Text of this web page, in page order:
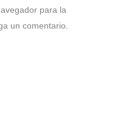
para la
un comentario.